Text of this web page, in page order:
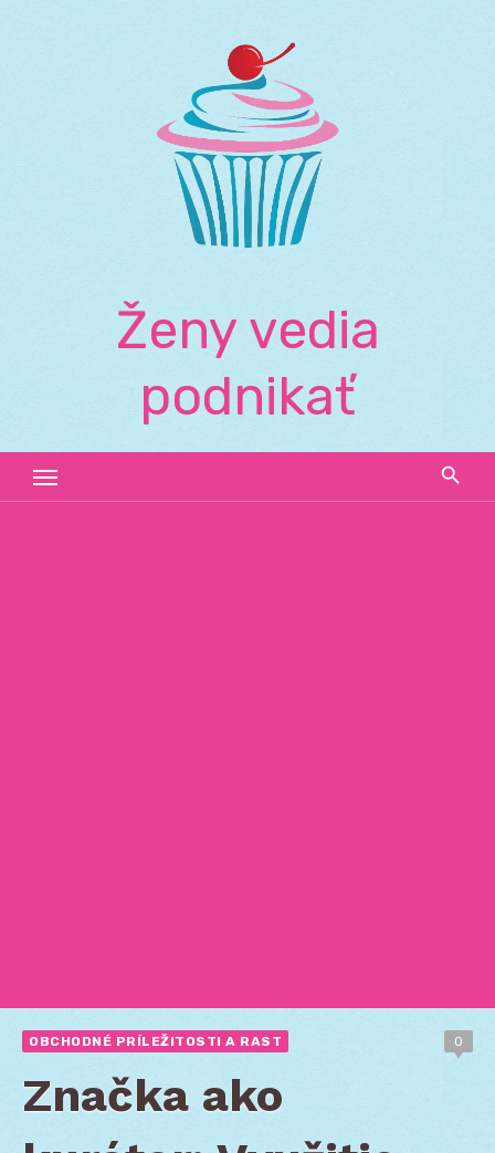
Ženy vedia
podnikať
OBCHODNÉ PRÍLEŽITOSTI A RAST 0
Značka ako